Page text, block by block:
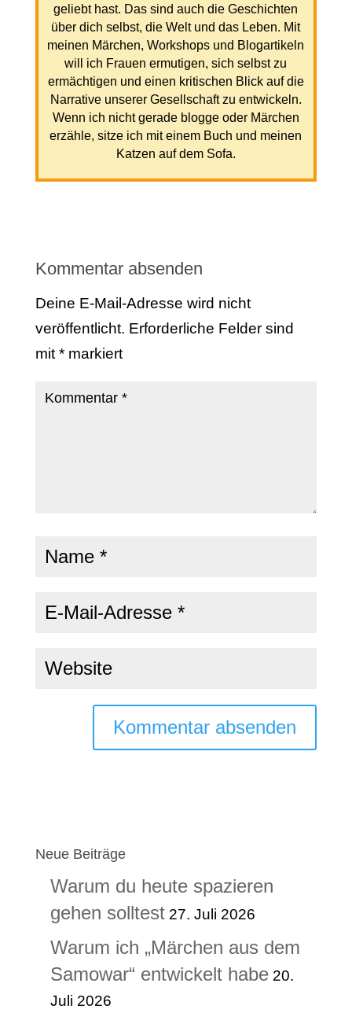
geliebt hast. Das sind auch die Geschichten
über dich selbst, die Welt und das Leben. Mit
meinen Märchen, Workshops und Blogartikeln
will ich Frauen ermutigen, sich selbst zu
ermächtigen und einen kritischen Blick auf die
Narrative unserer Gesellschaft zu entwickeln.
Wenn ich nicht gerade blogge oder Märchen
erzähle, sitze ich mit einem Buch und meinen
Katzen auf dem Sofa.
Kommentar absenden
Deine E-Mail-Adresse wird nicht
veröffentlicht. Erforderliche Felder sind
mit *markiert
Neue Beiträge
Warum du heute spazieren
gehen solltest 27. Juli 2026
Warum ich „Märchen aus dem
Samowar“ entwickelt habe 20.
Juli 2026